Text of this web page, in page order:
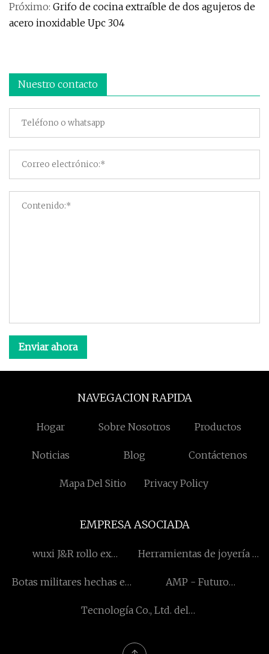
Próximo: Grifo de cocina extraíble de dos agujeros de
acero inoxidable Upc 304
Nuestro contacto
Enviar ahora
NAVEGACION RAPIDA
Hogar Sobre Nosotros Productos
Noticias Blog Contáctenos
Mapa Del Sitio Privacy Policy
EMPRESA ASOCIADA
wuxi J&R rollo ex
Herramientas de joyería a
Botas militares hechas en
AMP - Futuro
Limitado.
Tecnología Co., Ltd. del